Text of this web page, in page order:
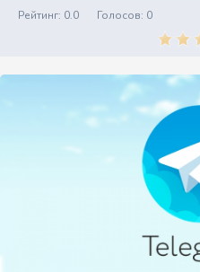
Рейтинг: 0.0 Голосов: 0